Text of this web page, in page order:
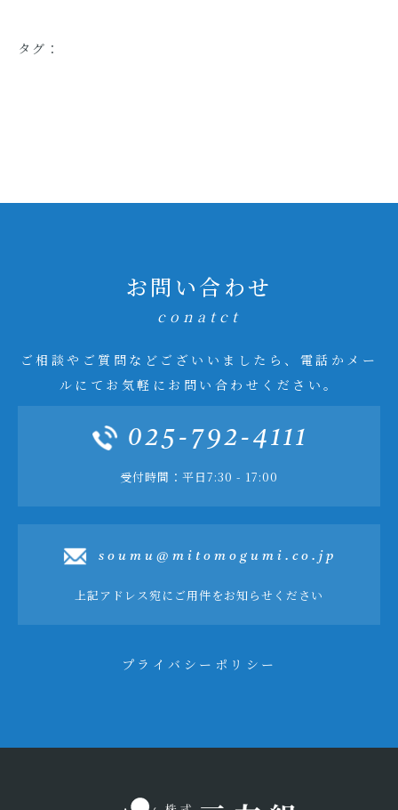
タグ：
お問い合わせ
conatct
ご相談やご質問などございいましたら、電話かメー
ルにてお気軽にお問い合わせください。
025-792-4111
受付時間：平日7:30 - 17:00
soumu@mitomogumi.co.jp
上記アドレス宛にご用件をお知らせください
プライバシーポリシー